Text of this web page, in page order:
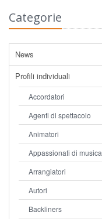
Categorie
News
Profili individuali
Accordatori
Agenti di spettacolo
Animatori
Appassionati di musica
Arrangiatori
Autori
Backliners